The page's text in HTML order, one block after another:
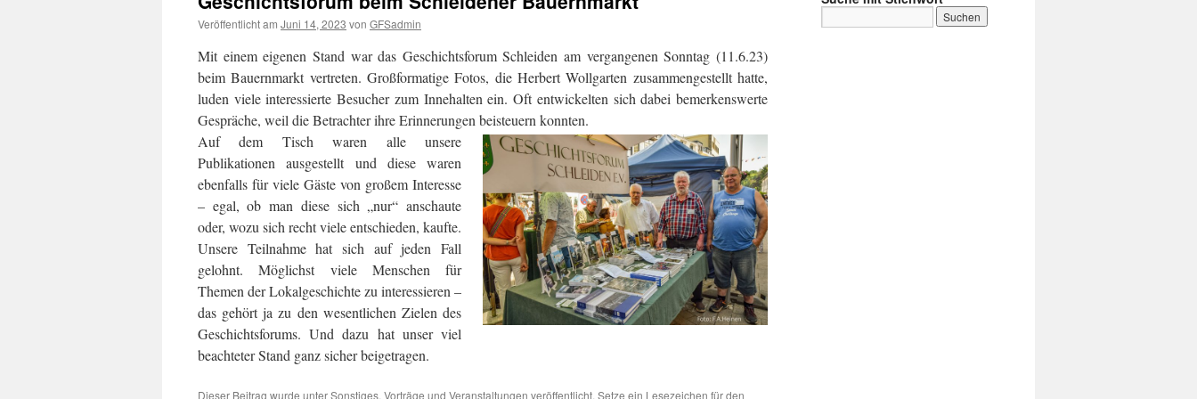
Veröffentlicht am Juni 14, 2023 von GFSadmin
Mit einem eigenen Stand war das Geschichtsforum Schleiden am vergangenen Sonntag (11.6.23)
beim Bauernmarkt vertreten. Großformatige Fotos, die Herbert Wollgarten zusammengestellt hatte,
luden viele interessierte Besucher zum Innehalten ein. Oft entwickelten sich dabei bemerkenswerte
Gespräche, weil die Betrachter ihre Erinnerungen beisteuern konnten.
Auf dem Tisch waren alle unsere
Publikationen ausgestellt und diese waren
ebenfalls für viele Gäste von großem Interesse
– egal, ob man diese sich „nur“ anschaute
oder, wozu sich recht viele entschieden, kaufte.
Unsere Teilnahme hat sich auf jeden Fall
gelohnt. Möglichst viele Menschen für
Themen der Lokalgeschichte zu interessieren –
das gehört ja zu den wesentlichen Zielen des
Geschichtsforums. Und dazu hat unser viel
beachteter Stand ganz sicher beigetragen.
Dieser Beitrag wurde unterSonstiges, Vorträge und Veranstaltungen veröffentlicht. Setze ein Lesezeichen für den